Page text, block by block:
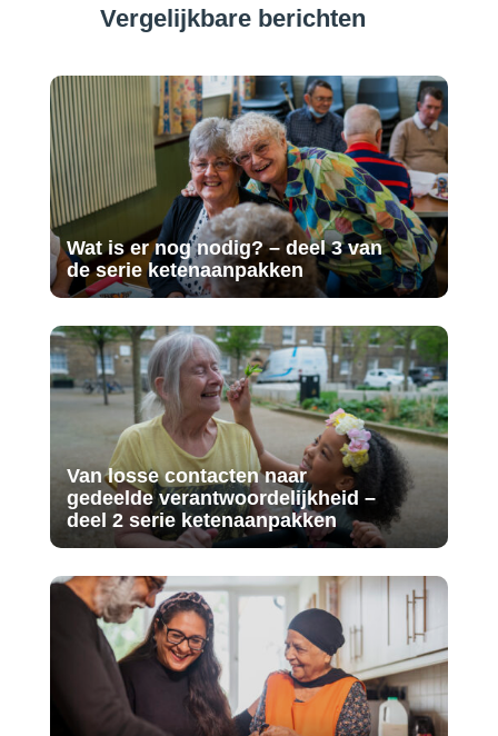
Vergelijkbare berichten
Wat is er nog nodig? – deel 3 van
de serie ketenaanpakken
Van losse contacten naar
gedeelde verantwoordelijkheid –
deel 2 serie ketenaanpakken